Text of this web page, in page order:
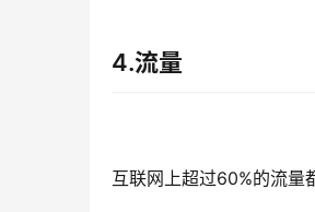
4.流量
互联网上超过60%的流量